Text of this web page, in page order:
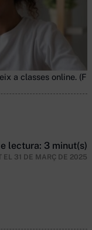
a classes online.
lectura: 3 minut(s)
EL 31 DE MARÇ DE 2025